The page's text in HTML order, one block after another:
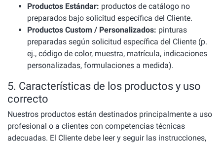
Productos Estándar: productos de catálogo no
preparados bajo solicitud específica del Cliente.
Productos Custom / Personalizados: pinturas
preparadas según solicitud específica del Cliente (p.
ej., código de color, muestra, matrícula, indicaciones
personalizadas, formulaciones a medida).
5. Características de los productos y uso
correcto
Nuestros productos están destinados principalmente a uso
profesional o a clientes con competencias técnicas
adecuadas. El Cliente debe leer y seguir las instrucciones,